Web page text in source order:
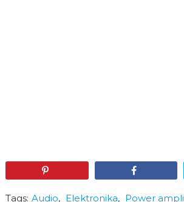
Tags: Audio, Elektronika, Power ampli